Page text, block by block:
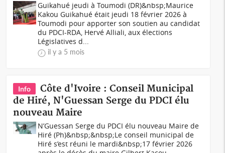
Guikahué jeudi à Toumodi (DR)&nbsp;Maurice
Kakou Guikahué était jeudi 18 février 2026 à
Toumodi pour apporter son soutien au candidat
du PDCI-RDA, Hervé Alliali, aux élections
Législatives d...
il y a 5 mois
Info
Côte d'Ivoire : Conseil Municipal
de Hiré, N'Guessan Serge du PDCI élu
nouveau Maire
N’Guessan Serge du PDCI élu nouveau Maire de
Hiré (Ph)&nbsp;&nbsp;Le conseil municipal de
Hiré s’est réuni le mardi&nbsp;17 février 2026